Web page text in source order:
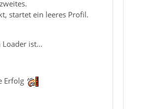
startet ein leeres Profil.
ist...
Erfolg